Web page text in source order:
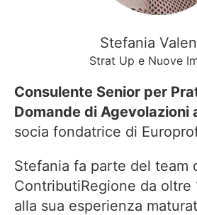
Stefania
Strat Up e Nuove
Consulente Senior per
Domande di Agevolazioni
socia fondatrice di
Stefania fa parte del team
ContributiRegione da oltre
alla sua esperienza